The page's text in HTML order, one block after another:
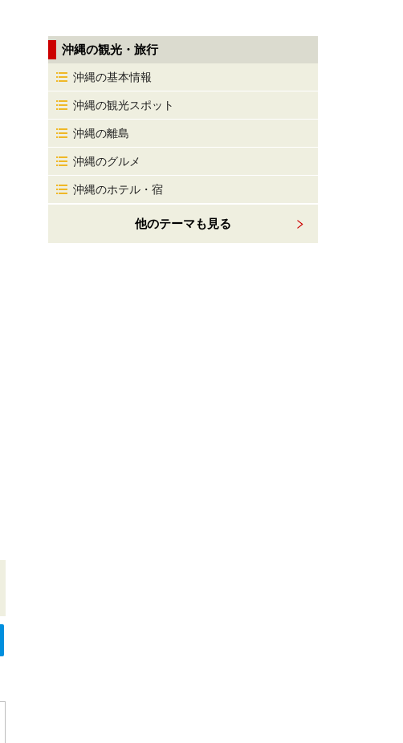
沖縄の観光・旅行
沖縄の基本情報
沖縄の観光スポット
沖縄の離島
沖縄のグルメ
沖縄のホテル・宿
他のテーマも見る